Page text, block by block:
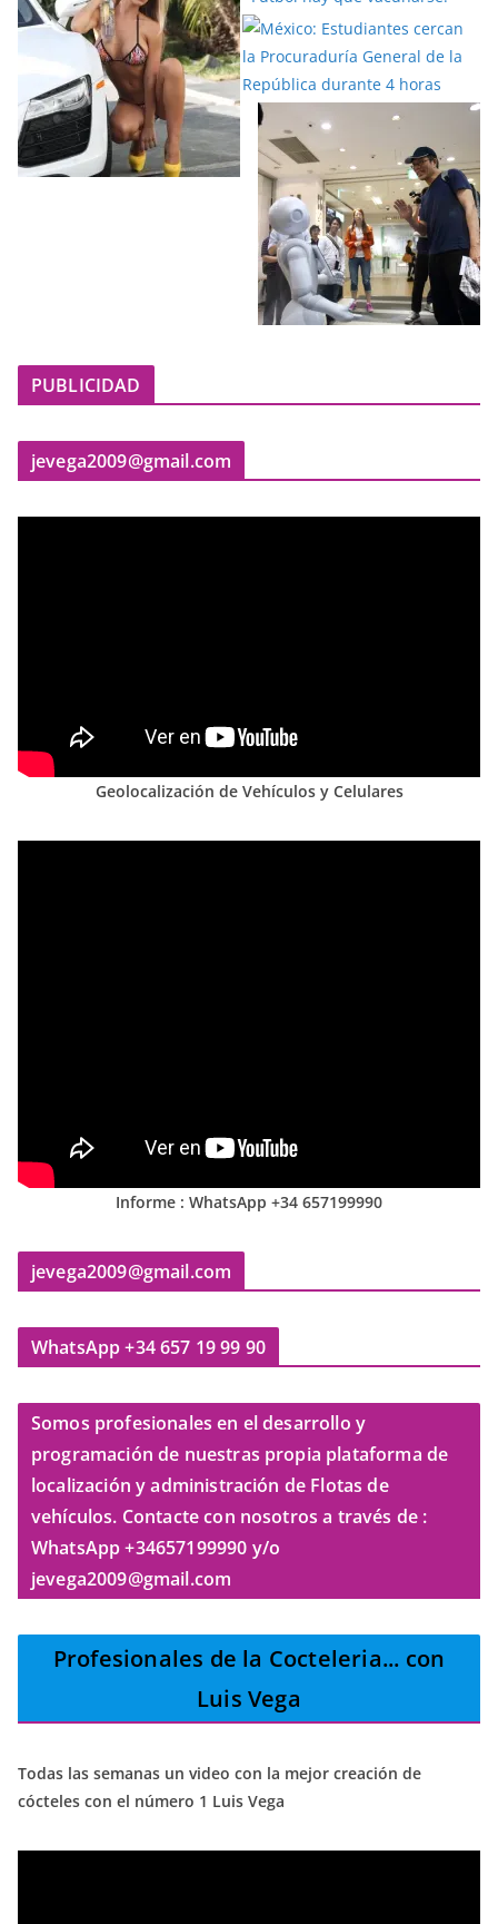
PUBLICIDAD
jevega2009@gmail.com
Geolocalización de Vehículos y Celulares
Informe : WhatsApp +34 657199990
jevega2009@gmail.com
WhatsApp +34 657 19 99 90
Somos profesionales en el desarrollo y
programación de nuestras propia plataforma de
localización y administración de Flotas de
vehículos. Contacte con nosotros a través de :
WhatsApp +34657199990 y/o
jevega2009@gmail.com
Profesionales de la Cocteleria... con
Luis Vega
Todas las semanas un video con la mejor creación de
cócteles con el número 1 Luis Vega